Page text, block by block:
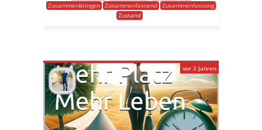
Zusammenbringen Zusammenfassend Zusammenfassung
Zustand
vor 2 Jahren